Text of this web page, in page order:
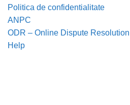
Politica de confidentialitate
ANPC
ODR – Online Dispute Resolution
Help